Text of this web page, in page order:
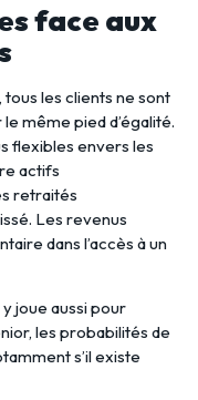
face aux
les clients ne sont
même pied d’égalité.
flexibles envers les
actifs
retraités
Les revenus
dans l’accès à un
joue aussi pour
les probabilités de
s’il existe